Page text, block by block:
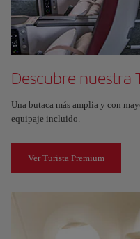
Descubre nuestra
Una butaca más amplia y con
equipaje incluido.
Ver Turista Premium